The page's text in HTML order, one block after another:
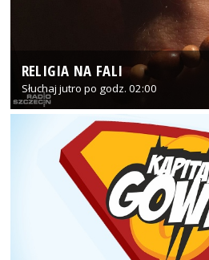
RELIGIA NA FALI
Słuchaj jutro po godz. 02:00